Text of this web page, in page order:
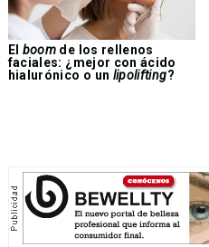
El boom de los rellenos
faciales: ¿mejor con ácido
hialurónico o un lipolifting?